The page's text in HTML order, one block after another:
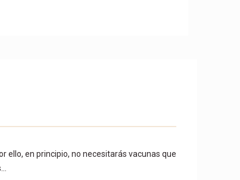
ello, en principio, no necesitarás vacunas que